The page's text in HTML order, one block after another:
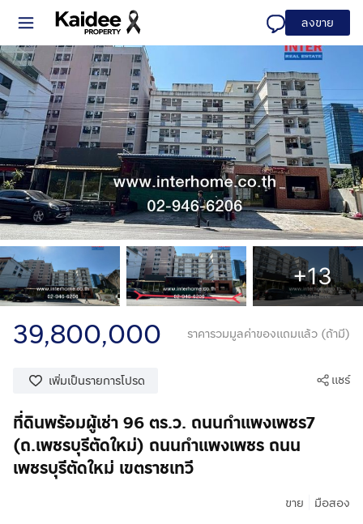
ลงขาย
+13
39,800,000 ราคารวมมูลค่าของแถมแล้ว (ถ้ามี)
เพิ่มเป็นรายการโปรด แชร์
ที่ดินพร้อมผู้เช่า 96 ตร.ว. ถนนกำแพงเพชร7
(ถ.เพชรบุรีตัดใหม่) ถนนกำแพงเพชร ถนน
เพชรบุรีตัดใหม่ เขตราชเทวี
ขาย มือสอง